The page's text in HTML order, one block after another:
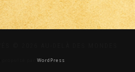
WordPress